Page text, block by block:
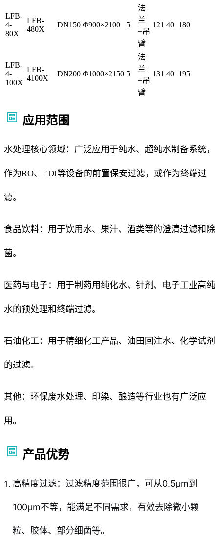
LFB-
4-
80X
LFB-
480X
DN150 Φ900×2100 5
法
兰
+吊
臂
121 40 180
LFB-
4-
100X
LFB-
4100X
DN200 Φ1000×2150 5
法
兰
+吊
臂
131 40 195
应用范围
水处理核心领域：广泛应用于纯水、超纯水制备系统，
作为RO、EDI等设备的前置保安过滤，或作为终端过
滤。
食品饮料：用于饮用水、果汁、酒类等的澄清过滤和除
菌。
医药与电子：用于制药用纯化水、针剂、电子工业高纯
水的预处理和终端过滤。
石油化工：用于精细化工产品、油田回注水、化学试剂
的过滤。
其他：环保废水处理、印染、酿造等行业也有广泛应
用。
产品优势
高精度过滤：过滤精度范围很广，可从0.5μm到
100μm不等，能满足不同需求，有效去除微小颗
粒、胶体、部分细菌等。